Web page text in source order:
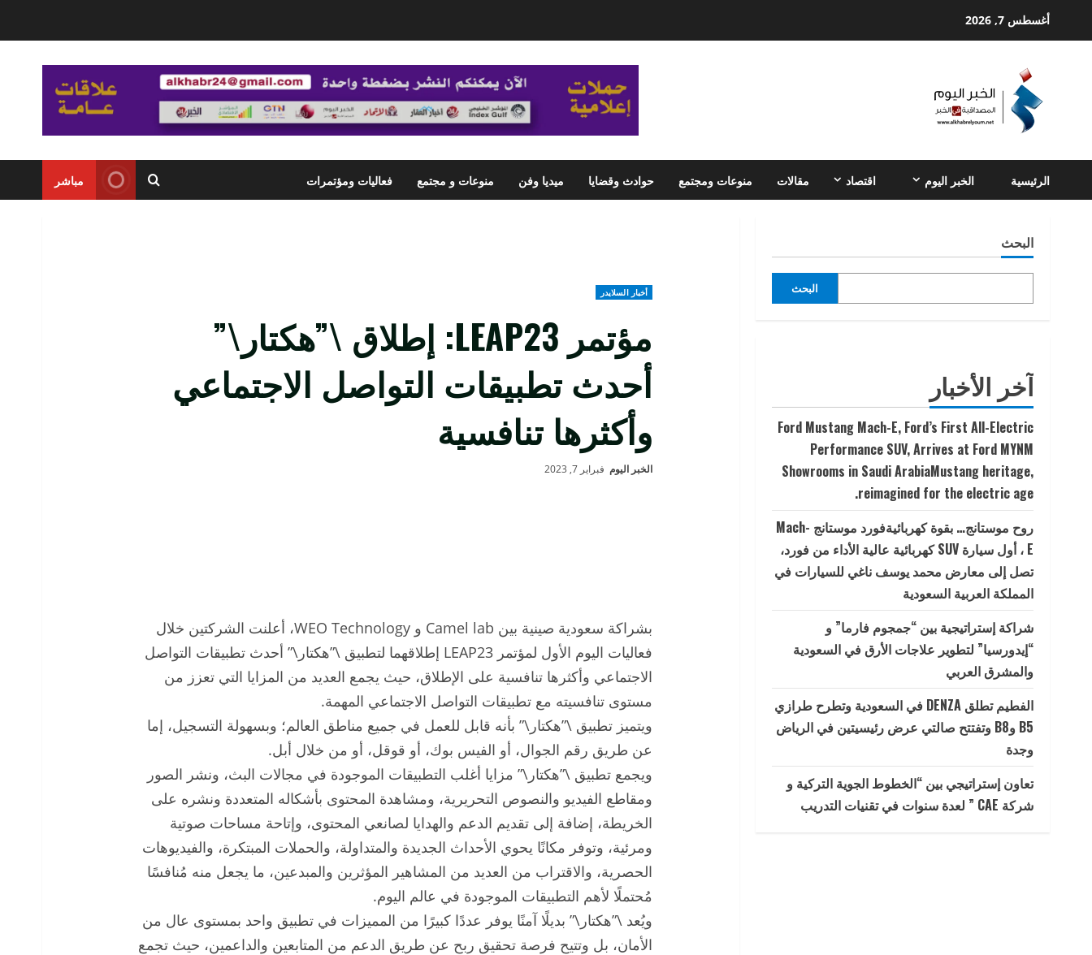
أغسطس 7, 2026
الرئيسية الخبر اليوم اقتصاد مقالات منوعات ومجتمع حوادث وقضايا ميديا وفن منوعات و مجتمع فعاليات ومؤتمرات مباشر
أخبار السلايدر
مؤتمر LEAP23: إطلاق \”هكتار\”
أحدث تطبيقات التواصل الاجتماعي
وأكثرها تنافسية
الخبر اليوم فبراير 7, 2023
بشراكة سعودية صينية بين Camel lab و WEO Technology، أعلنت الشركتين خلال
فعاليات اليوم الأول لمؤتمر LEAP23 إطلاقهما لتطبيق \”هكتار\” أحدث تطبيقات التواصل
الاجتماعي وأكثرها تنافسية على الإطلاق، حيث يجمع العديد من المزايا التي تعزز من
مستوى تنافسيته مع تطبيقات التواصل الاجتماعي المهمة.
ويتميز تطبيق \”هكتار\” بأنه قابل للعمل في جميع مناطق العالم؛ وبسهولة التسجيل، إما
عن طريق رقم الجوال، أو الفيس بوك، أو قوقل، أو من خلال أبل.
ويجمع تطبيق \”هكتار\” مزايا أغلب التطبيقات الموجودة في مجالات البث، ونشر الصور
ومقاطع الفيديو والنصوص التحريرية، ومشاهدة المحتوى بأشكاله المتعددة ونشره على
الخريطة، إضافة إلى تقديم الدعم والهدايا لصانعي المحتوى، وإتاحة مساحات صوتية
ومرئية، وتوفر مكانًا يحوي الأحداث الجديدة والمتداولة، والحملات المبتكرة، والفيديوهات
الحصرية، والاقتراب من العديد من المشاهير المؤثرين والمبدعين، ما يجعل منه مُنافسًا
مُحتملًا لأهم التطبيقات الموجودة في عالم اليوم.
ويُعد \”هكتار\” بديلًا آمنًا يوفر عددًا كبيرًا من المميزات في تطبيق واحد بمستوى عال من
الأمان، بل وتتيح فرصة تحقيق ربح عن طريق الدعم من المتابعين والداعمين، حيث تجمع
البحث
البحث
آخر الأخبار
Ford Mustang Mach-E, Ford’s First All-Electric
Performance SUV, Arrives at Ford MYNM
Showrooms in Saudi ArabiaMustang heritage,
reimagined for the electric age.
روح موستانج… بقوة كهربائيةفورد موستانج Mach-
E ، أول سيارة SUV كهربائية عالية الأداء من فورد،
تصل إلى معارض محمد يوسف ناغي للسيارات في
المملكة العربية السعودية
شراكة إستراتيجية بين “جمجوم فارما” و
“إيدورسيا” لتطوير علاجات الأرق في السعودية
والمشرق العربي
الفطيم تطلق DENZA في السعودية وتطرح طرازي
B5 وB8 وتفتتح صالتي عرض رئيسيتين في الرياض
وجدة
تعاون إستراتيجي بين “الخطوط الجوية التركية و
شركة CAE ” لعدة سنوات في تقنيات التدريب